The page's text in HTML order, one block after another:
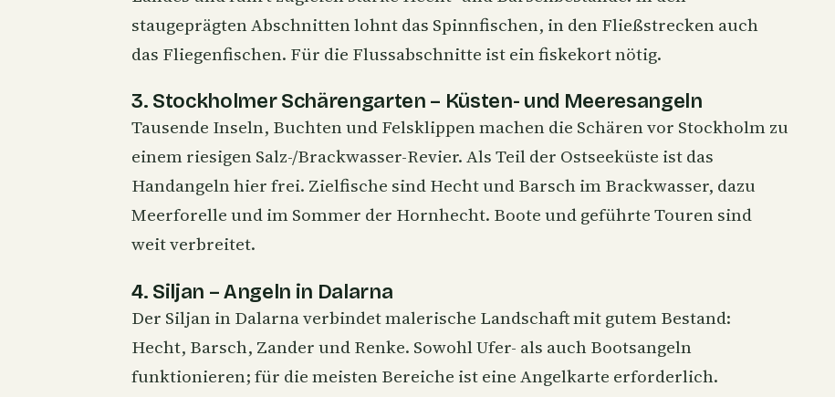
staugeprägten Abschnitten lohnt das Spinnfischen, in den Fließstrecken auch
das Fliegenfischen. Für die Flussabschnitte ist ein fiskekort nötig.
3. Stockholmer Schärengarten – Küsten- und Meeresangeln
Tausende Inseln, Buchten und Felsklippen machen die Schären vor Stockholm zu
einem riesigen Salz-/Brackwasser-Revier. Als Teil der Ostseeküste ist das
Handangeln hier frei. Zielfische sind Hecht und Barsch im Brackwasser, dazu
Meerforelleund im Sommer der Hornhecht. Boote und geführte Touren sind
weit verbreitet.
4. Siljan – Angeln in Dalarna
Der Siljan in Dalarna verbindet malerische Landschaft mit gutem Bestand:
Hecht, Barsch, Zander undRenke. Sowohl Ufer- als auch Bootsangeln
funktionieren; für die meisten Bereiche ist eine Angelkarte erforderlich.